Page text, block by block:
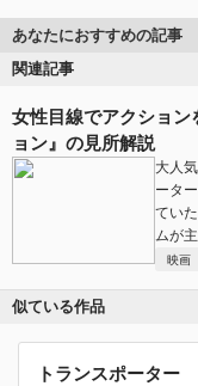
あなたにおすすめの記事
関連記事
女性目線でアクショ
ョン』の見所解説
大人
ータ
てい
ムが
映画
似ている作品
トランスポーター